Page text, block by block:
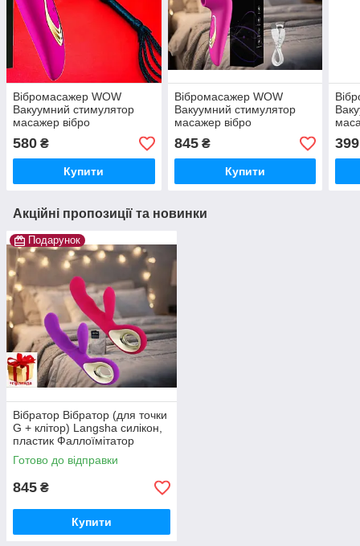
Вібромасажер WOW
Вакуумний стимулятор
масажер вібро
580 ₴
Купити
Вібромасажер WOW
Вакуумний стимулятор
масажер вібро
845₴
Купити
399
Акційні пропозиції та новинки
Подарунок
Вібратор Вібратор (для точки
G + клітор) Langsha силікон,
пластик Фаллоїмітатор
Готово до відправки
845 ₴
Купити